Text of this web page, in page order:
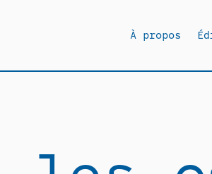
À propos